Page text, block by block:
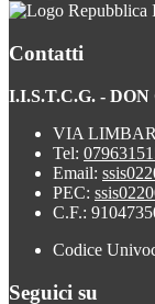
Contatti
I.I.S.T.C.G. -
VIA
Tel:
Email:
PEC:
C.F.:
Codice
Seguici su